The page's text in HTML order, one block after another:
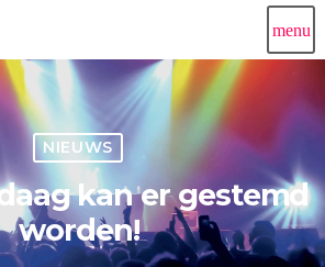
menu
NIEUWS
kan er gestemd
worden!